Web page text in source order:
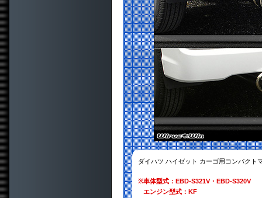
ダイハツ ハイゼット カーゴ用コンパクト
※車体型式：EBD-S321V・EBD-S320V
エンジン型式：KF